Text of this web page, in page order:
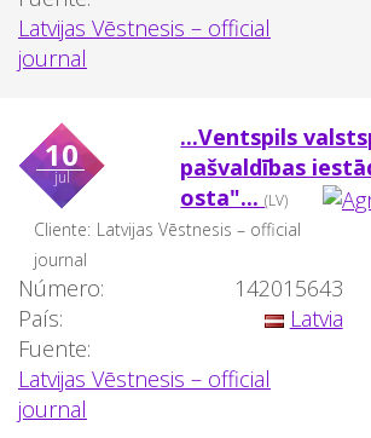
Latvijas Vēstnesis – official
journal
10
jul
...Ventspils
pašvaldības
osta"...(LV)
Cliente: Latvijas Vēstnesis – official
journal
Número:
142015643
País:
Latvia
Fuente:
Latvijas Vēstnesis – official
journal